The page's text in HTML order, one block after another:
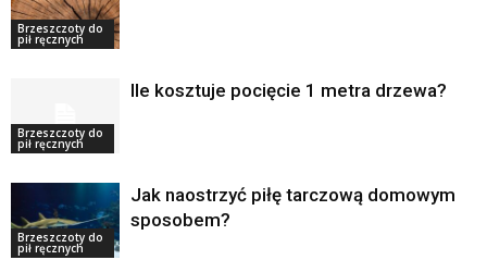
Brzeszczoty do
pił ręcznych
Brzeszczoty do
pił ręcznych
Ile kosztuje pocięcie 1 metra drzewa?
Brzeszczoty do
pił ręcznych
Jak naostrzyć piłę tarczową domowym
sposobem?